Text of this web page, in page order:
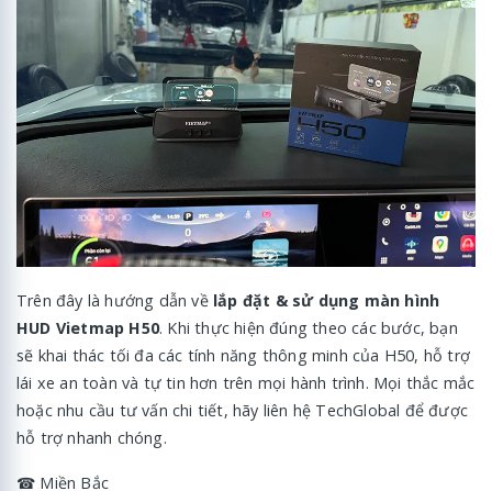
Trên đây là hướng dẫn về lắp đặt & sử dụng màn hình
HUD Vietmap H50. Khi thực hiện đúng theo các bước, bạn
sẽ khai thác tối đa các tính năng thông minh của H50, hỗ trợ
lái xe an toàn và tự tin hơn trên mọi hành trình. Mọi thắc mắc
hoặc nhu cầu tư vấn chi tiết, hãy liên hệ TechGlobal để được
hỗ trợ nhanh chóng.
☎ Miền Bắc